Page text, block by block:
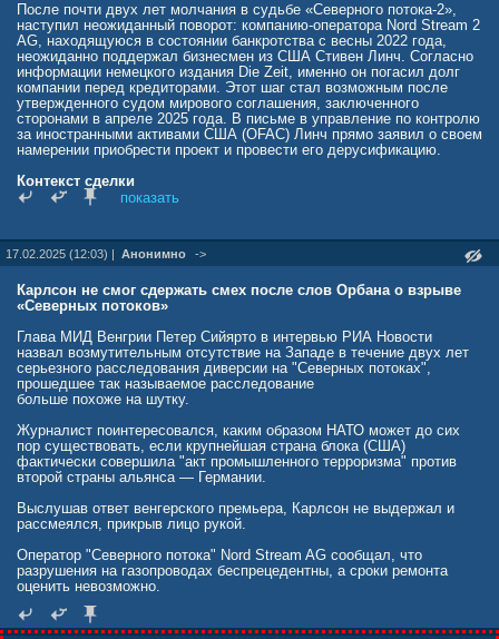
структурных реформ.
Ранее агентство Рейтер со ссылкой на собственные источники
передавало, что кабинет министров Германии планирует изменить
законодательство для предотвращения эксплуатации «Северного
потока 2» в будущем.
После почти двух лет молчания в судьбе «Северного потока-2»,
наступил неожиданный поворот: компанию-оператора Nord Stream 2
AG, находящуюся в состоянии банкротства с весны 2022 года,
неожиданно поддержал бизнесмен из США Стивен Линч. Согласно
информации немецкого издания Die Zeit, именно он погасил долг
компании перед кредиторами. Этот шаг стал возможным после
утвержденного судом мирового соглашения, заключенного
сторонами в апреле 2025 года. В письме в управление по контролю
за иностранными активами США (OFAC) Линч прямо заявил о своем
намерении приобрести проект и провести его дерусификацию.
Контекст сделки
входит в список глобальных игроков нефтегазового сектора, но
известен как предприниматель с широким инвестиционным
«Северному потоку-2» сначала воспринимался как экзотика.
Однако погашение долга Nord Stream 2 AG свидетельствует о
Линч не только изучил юридическую структуру актива, но и лично
прибыл в Европу, чтобы участвовать в переговорах и отслеживать
ход дела в швейцарском суде кантона Цуг. По сути, его цель
проста: вывести газопровод из-под контроля «Газпрома» и, таким
Европы. Это своего рода попытка перепрошивки проекта — без
привязки к России, но с сохранением инфраструктуры.
«Целью Стивена Линча, судя по всему, является “нейтралитет”
российского влияния, сохранив возможность сотрудничества с
“Газпромом” в случае смены внешнеполитического курса ЕС. При
переговорах, предлагая передать контроль над активом
консорциуму из США и Европы. Такой подход должен укрепить его
позиции в энергетическом секторе», — считает Евгений Генкин,
к.э.н., доцент базовой кафедры управления инновационной и
промышленной политикой РЭУ им. Г. В. Плеханова.
показать
17.02.2025 (12:03) | Анонимно ->
Карлсон не смог сдержать смех после слов Орбана о взрыве
«Северных потоков»
Глава МИД Венгрии Петер Сийярто в интервью РИА Новости
назвал возмутительным отсутствие на Западе в течение двух лет
серьезного расследования диверсии на "Северных потоках",
прошедшее так называемое расследование
больше похоже на шутку.
Журналист поинтересовался, каким образом НАТО может до сих
пор существовать, если крупнейшая страна блока (США)
фактически совершила "акт промышленного терроризма" против
второй страны альянса — Германии.
Выслушав ответ венгерского премьера, Карлсон не выдержал и
рассмеялся, прикрыв лицо рукой.
Оператор "Северного потока" Nord Stream AG сообщал, что
разрушения на газопроводах беспрецедентны, а сроки ремонта
оценить невозможно.